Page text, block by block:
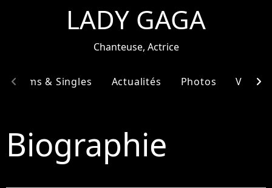
LADY GAGA
Chanteuse, Actrice
Albums & Singles Actualités Photos Vidéos
chevron_left chevron_right
Biographie